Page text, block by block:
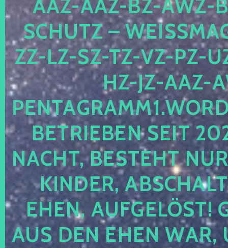
AZ-AAZ-BZ-AWZ-
CHUTZ –
-LZ-SZ-TZ-VZ-PZ-UZ-
-JZ-AAZ-
TRIEBEN SEIT 2024
CHT, BESTEHT NUR
NDER,
EN, AUFGELÖST!
S DEN EHEN WAR,